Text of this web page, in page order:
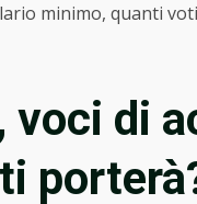
minimo, quanti
voci di